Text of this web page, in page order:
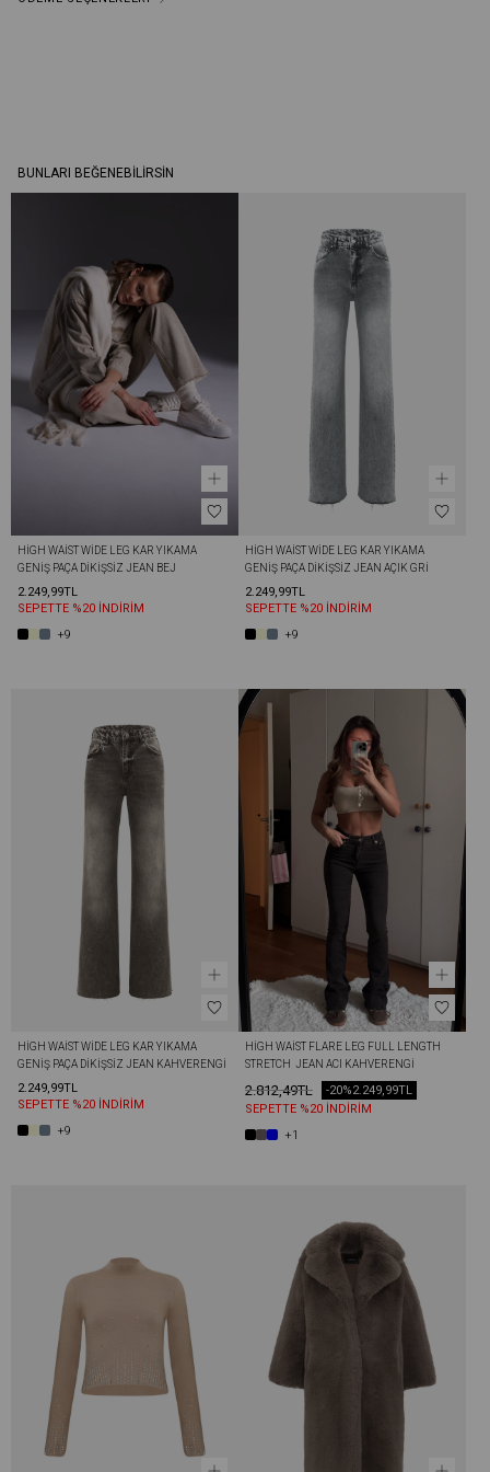
BUNLARI BEĞENEBILIRSIN
HIGH WAIST WIDE LEG KAR YIKAMA
GENIŞ PAÇA DIKIŞSIZ JEAN BEJ
2.249,99TL
SEPETTE %20 İNDİRİM
+9
HIGH WAIST WIDE LEG KAR YIKAMA
GENIŞ PAÇA DIKIŞSIZ JEAN AÇIK GRI
2.249,99TL
SEPETTE %20 İNDİRİM
+9
HIGH WAIST WIDE LEG KAR YIKAMA
GENIŞ PAÇA DIKIŞSIZ JEAN KAHVERENGI
2.249,99TL
SEPETTE %20 İNDİRİM
+9
HIGH WAIST FLARE LEG FULL LENGTH
STRETCH  JEAN ACI KAHVERENGI
2.812,49TL 2.249,99TL
-20%
SEPETTE %20 İNDİRİM
+1